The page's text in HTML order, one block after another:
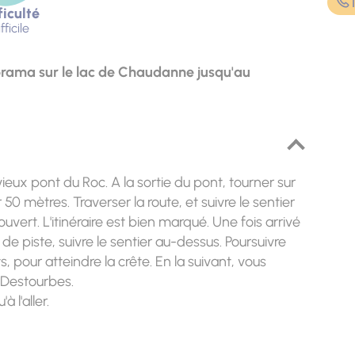
sur le lac de Chaudanne jusqu'au
pont du Roc. A la sortie du pont, tourner sur
mètres. Traverser la route, et suivre le sentier
L'itinéraire est bien marqué. Une fois arrivé
piste, suivre le sentier au-dessus. Poursuivre
pour atteindre la crête. En la suivant, vous
l'aller.